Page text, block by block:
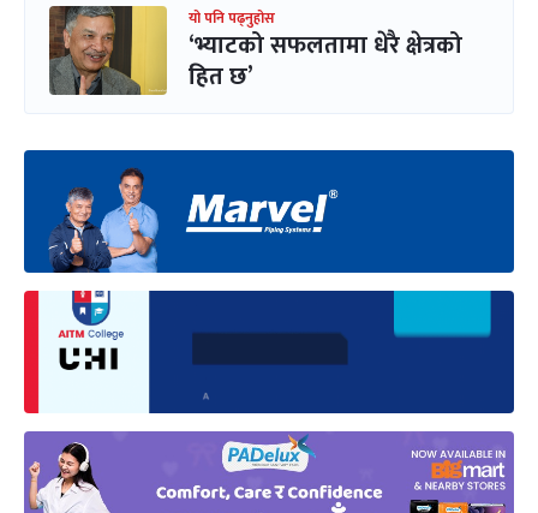
यो पनि पढ्नुहोस
‘भ्याटको सफलतामा धेरै क्षेत्रको
हित छ’